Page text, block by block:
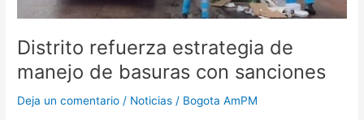
Distrito refuerza estrategia de
manejo de basuras con sanciones
Deja un comentario / Noticias / Bogota AmPM